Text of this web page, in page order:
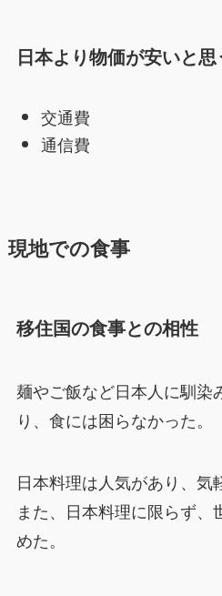
日本より物価が安いと
交通費
通信費
現地での食事
移住国の食事との相性
麺やご飯など日本人に馴染
り、食には困らなかった。
日本料理は人気があり、気
また、日本料理に限らず、
めた。